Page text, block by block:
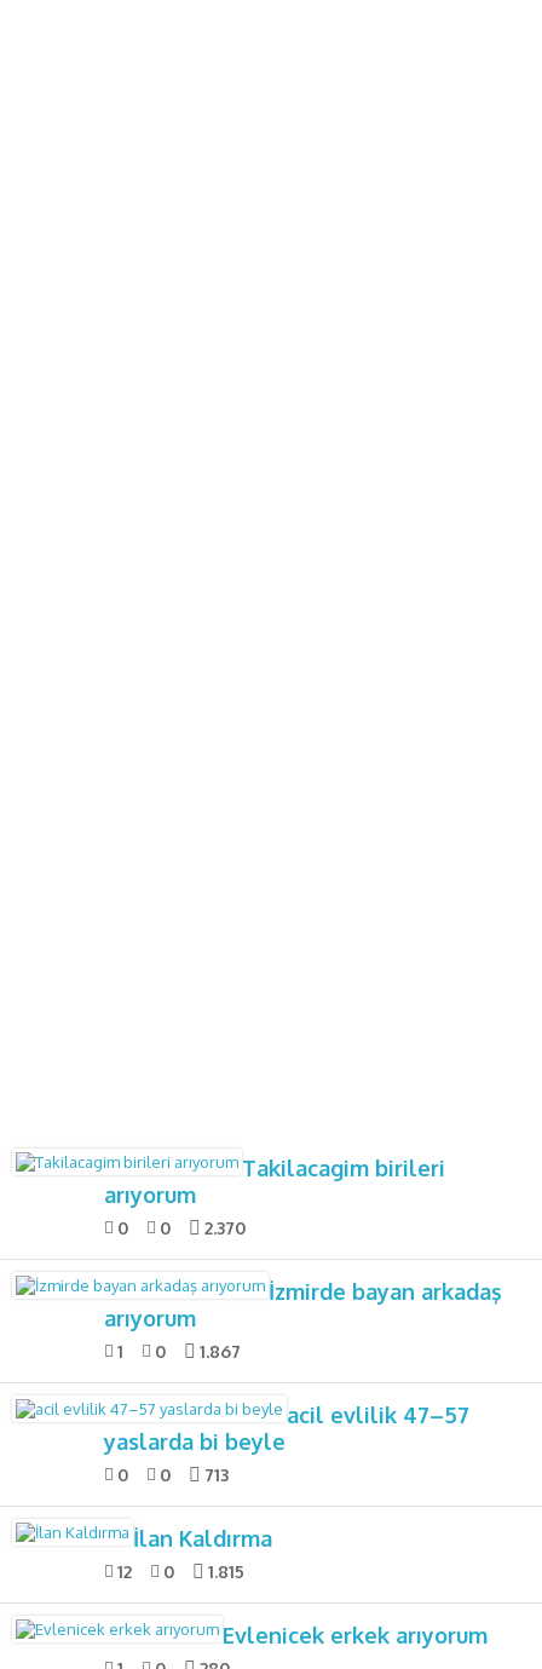
Takilacagim birileri
arıyorum
0 0 2.370
İzmirde bayan arkadaş
arıyorum
1 0 1.867
acil evlilik 47–57
yaslarda bi beyle
0 0 713
İlan Kaldırma
12 0 1.815
Evlenicek erkek arıyorum